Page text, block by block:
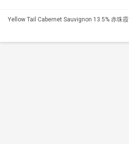
Yellow Tail Cabernet Sauvignon 13.5% 赤珠霞